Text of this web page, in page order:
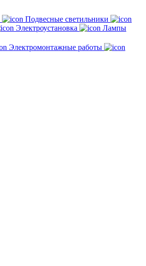
Подвесные светильники
Электроустановка
Лампы
Электромонтажные работы